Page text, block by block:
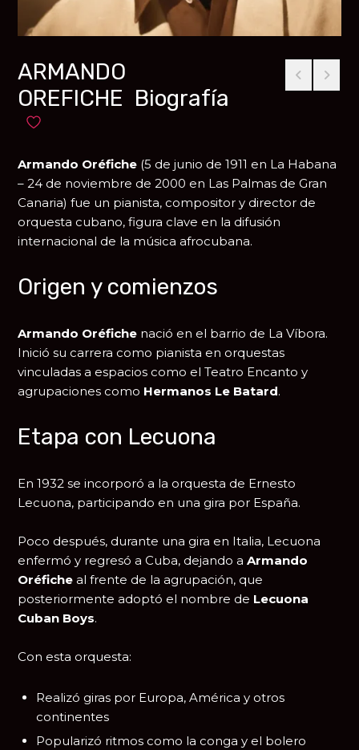
ARMANDO
OREFICHE Biografía
Añadir a favoritos
Armando Oréfiche (5 de junio de 1911 en La Habana
– 24 de noviembre de 2000 en Las Palmas de Gran
Canaria) fue un pianista, compositor y director de
orquesta cubano, figura clave en la difusión
internacional de la música afrocubana.
Origen y comienzos
Armando Oréfiche nació en el barrio de La Víbora.
Inició su carrera como pianista en orquestas
vinculadas a espacios como el Teatro Encanto y
agrupaciones como Hermanos Le Batard.
Etapa con Lecuona
En 1932 se incorporó a la orquesta de Ernesto
Lecuona, participando en una gira por España.
Poco después, durante una gira en Italia, Lecuona
enfermó y regresó a Cuba, dejando aArmando
Oréfiche al frente de la agrupación, que
posteriormente adoptó el nombre de Lecuona
Cuban Boys.
Con esta orquesta:
Realizó giras por Europa, América y otros
continentes
Popularizó ritmos como la conga y el bolero